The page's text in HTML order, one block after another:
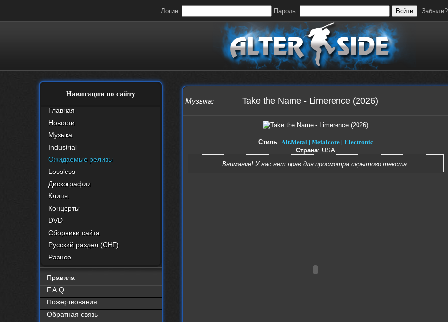
Логин: Пароль: Войти Забыли?
Навигация по сайту
Главная
Новости
Музыка
Industrial
Ожидаемые релизы
Lossless
Дискографии
Клипы
Концерты
DVD
Сборники сайта
Русский раздел (СНГ)
Разное
Правила
F.A.Q.
Пожертвования
Обратная связь
Музыка: Take the Name - Limerence (2026)
Стиль: Alt.Metal | Metalcore | Electronic
Страна: USA
Внимание! У вас нет прав для просмотра скрытого текста.